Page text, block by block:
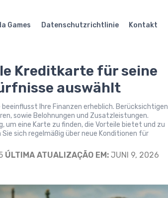
Games Datenschutzrichtlinie Kontakt
Kreditkarte für seine
auswählt
Ihre Finanzen erheblich. Berücksichtigen
sowie Belohnungen und Zusatzleistungen.
um eine Karte zu finden, die Vorteile bietet und zu
sich regelmäßig über neue Konditionen für
ÚLTIMA ATUALIZAÇÃO EM: JUNI 9, 2026